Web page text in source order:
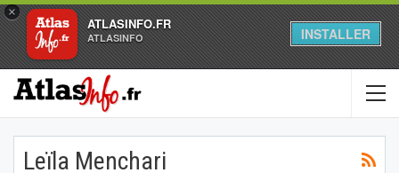
×
ATLASINFO.FR
ATLASINFO INSTALLER
Leïla Menchari